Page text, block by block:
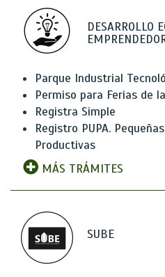
DESARROLLO
Parque Industrial
Permiso para Ferias de
Registra Simple
Registro PUPA.
Productivas
MÁS TRÁMITES
SUBE